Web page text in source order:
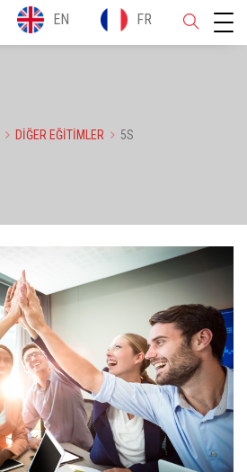
EN FR
DİĞER EĞİTİMLER 5S